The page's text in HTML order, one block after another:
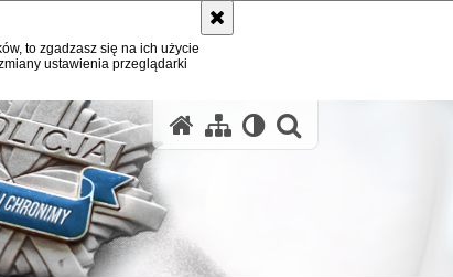
to zgadzasz się na ich użycie
ustawienia przeglądarki